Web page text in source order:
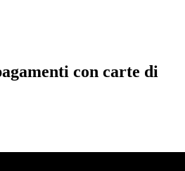
con carte di